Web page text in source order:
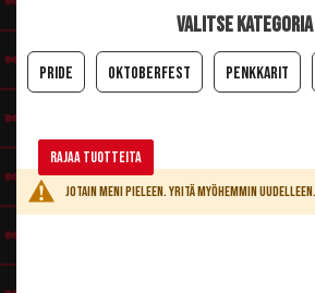
Lisää vaihtoehtoja löydät toki selailemalla
Valitse kategoria
Pride Oktoberfest Penkkarit
Rajaa tuotteita
Jotain meni pieleen. Yritä myöhemmin uudelleen.